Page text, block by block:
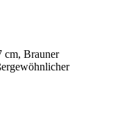
cm, Brauner